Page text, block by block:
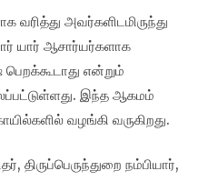
வரித்து அவர்களிடமிருந்து
யார் ஆசார்யர்களாக
என்றும்
இந்த ஆகமம்
வழங்கி வருகிறது.
நம்பியார்,